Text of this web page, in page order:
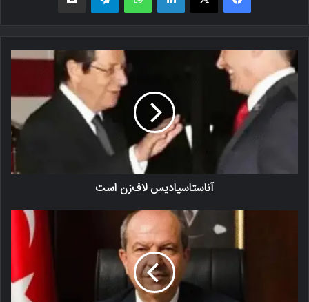
آناستاسیادیس لاف‌زن است